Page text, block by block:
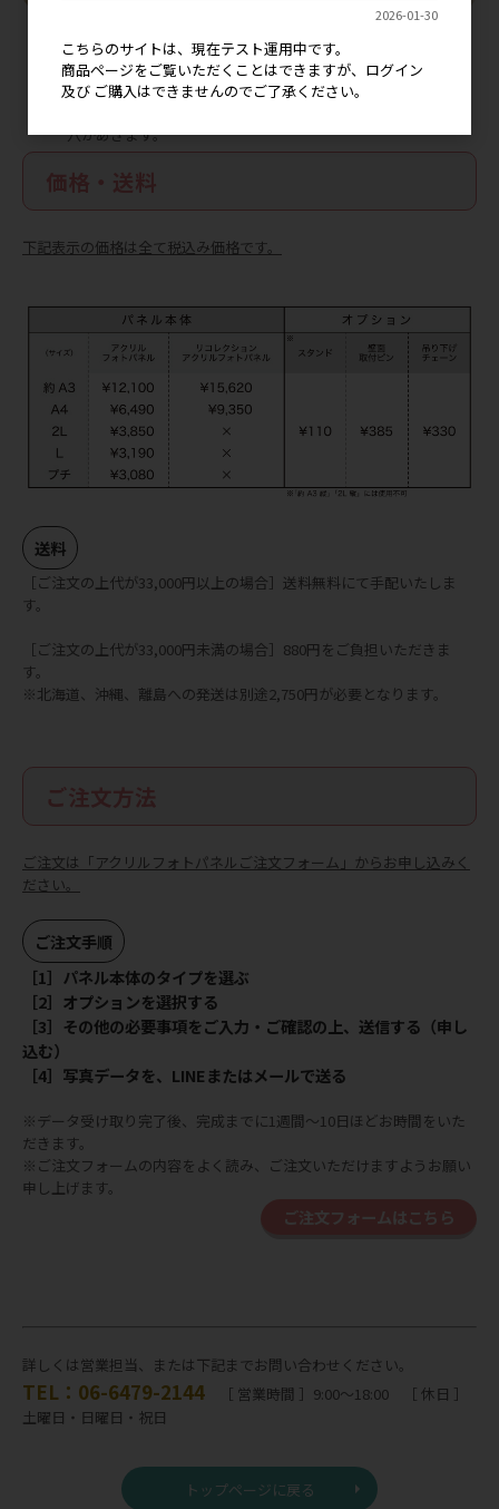
★ 吊り下げチェーン
・強い力が加わるとチェーンや金具が外れる恐れがあります。
・チェーンを引っ張らないようにご注意ください。
穴があきます。
価格・送料
下記表示の価格は全て税込み価格です。
送料
［ご注文の上代が33,000円以上の場合］送料無料にて手配いたしま
す。
［ご注文の上代が33,000円未満の場合］880円をご負担いただきま
す。
※北海道、沖縄、離島への発送は別途2,750円が必要となります。
ご注文方法
ご注文は「アクリルフォトパネルご注文フォーム」からお申し込みく
ださい。
ご注文手順
［1］パネル本体のタイプを選ぶ
［2］オプションを選択する
［3］その他の必要事項をご入力・ご確認の上、送信する（申し
込む）
［4］写真データを、LINEまたはメールで送る
※データ受け取り完了後、完成までに1週間～10日ほどお時間をいた
だきます。
※ご注文フォームの内容をよく読み、ご注文いただけますようお願い
申し上げます。
ご注文フォームはこちら
詳しくは営業担当、または下記までお問い合わせください。
TEL：06-6479-2144 ［ 営業時間 ］9:00～18:00 ［ 休日 ］
土曜日・日曜日・祝日
トップページに戻る
2026-01-30
こちらのサイトは、現在テスト運用中です。
商品ページをご覧いただくことはできますが、ログイン
及び ご購入はできませんのでご了承ください。